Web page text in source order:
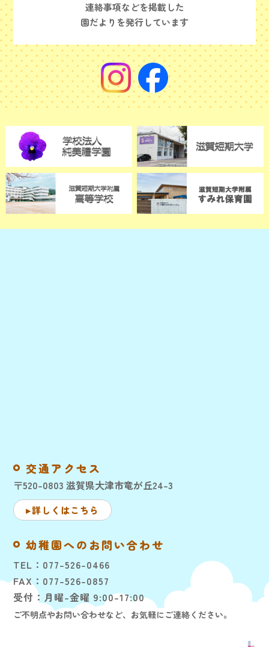
連絡事項などを掲載した
園だよりを発行しています
交通アクセス
〒520-0803 滋賀県大津市竜が丘24-3
詳しくはこちら
幼稚園へのお問い合わせ
TEL： 077-526-0466
FAX：077-526-0857
受付：月曜-金曜 9:00-17:00
ご不明点やお問い合わせなど、お気軽にご連絡ください。